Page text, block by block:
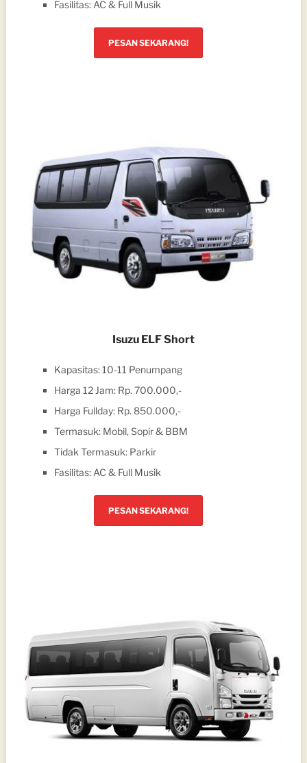
Fasilitas: AC & Full Musik
PESAN SEKARANG!
Isuzu ELF Short
Kapasitas: 10-11 Penumpang
Harga 12 Jam: Rp. 700.000,-
Harga Fullday: Rp. 850.000,-
Termasuk: Mobil, Sopir & BBM
Tidak Termasuk: Parkir
Fasilitas: AC & Full Musik
PESAN SEKARANG!